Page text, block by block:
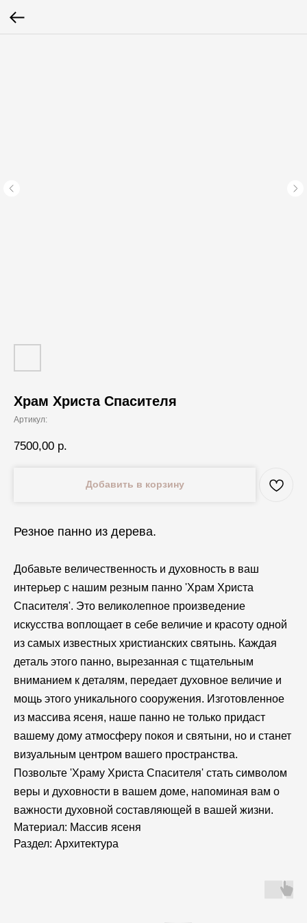
Храм Христа Спасителя
Артикул:
7500,00 р.
Добавить в корзину
Резное панно из дерева.
Добавьте величественность и духовность в ваш
интерьер с нашим резным панно 'Храм Христа
Спасителя'. Это великолепное произведение
искусства воплощает в себе величие и красоту одной
из самых известных христианских святынь. Каждая
деталь этого панно, вырезанная с тщательным
вниманием к деталям, передает духовное величие и
мощь этого уникального сооружения. Изготовленное
из массива ясеня, наше панно не только придаст
вашему дому атмосферу покоя и святыни, но и станет
визуальным центром вашего пространства.
Позвольте 'Храму Христа Спасителя' стать символом
веры и духовности в вашем доме, напоминая вам о
важности духовной составляющей в вашей жизни.
Материал: Массив ясеня
Раздел: Архитектура